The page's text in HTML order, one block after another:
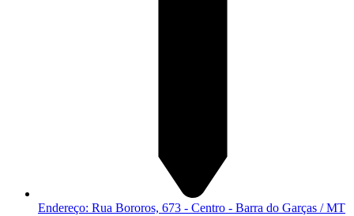
Endereço: Rua Bororos, 673 - Centro - Barra do Garças / MT